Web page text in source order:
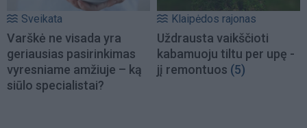
Sveikata
Varškė ne visada yra
geriausias pasirinkimas
vyresniame amžiuje – ką
siūlo specialistai?
Klaipėdos rajonas
Uždrausta vaikščioti
kabamuoju tiltu per upę -
jį remontuos (5)